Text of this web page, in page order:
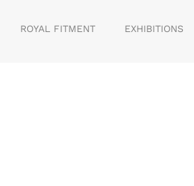
ROYAL FITMENT EXHIBITIONS